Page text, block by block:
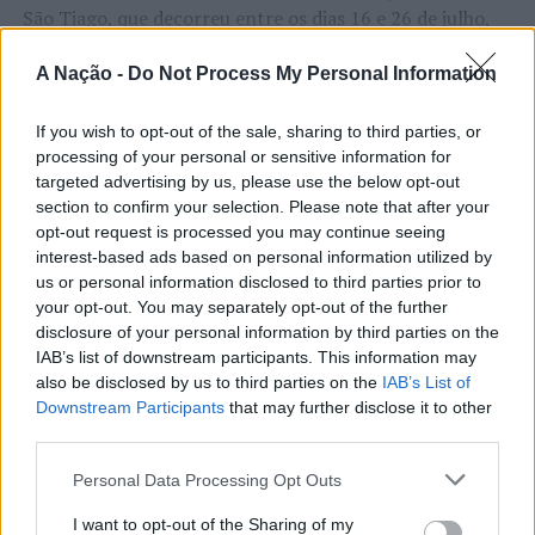
A Nação - Do Not Process My Personal Information
If you wish to opt-out of the sale, sharing to third parties, or
processing of your personal or sensitive information for
targeted advertising by us, please use the below opt-out
section to confirm your selection. Please note that after your
opt-out request is processed you may continue seeing
interest-based ads based on personal information utilized by
us or personal information disclosed to third parties prior to
your opt-out. You may separately opt-out of the further
disclosure of your personal information by third parties on the
IAB’s list of downstream participants. This information may
also be disclosed by us to third parties on the IAB’s List of
Downstream Participants that may further disclose it to other
Personal Data Processing Opt Outs
I want to opt-out of the Sharing of my
São Tiago, que decorreu entre os dias 16 e 26 de julho,
certames populares de Portugal. Com origens medievais
tradição, atividade económica, comércio, gastronomia,
animação cultural e divulgação empresarial,
constituindo um dos principais momentos de promoção
do município e da Beira Interior.
Para António Carlos, o crescimento alcançado ao longo
dos últimos anos representa o cumprimento dos
objetivos que traçou quando iniciou o seu percurso no
setor imobiliário. O empresário considera que o
reconhecimento conquistado resulta da proximidade
com a comunidade e da capacidade de apoiar não apenas
compradores e vendedores, mas também iniciativas
locais e projetos de desenvolvimento regional. Segundo
sua presença em vários concelhos da Beira Interior e
CONTINUAR A LER
ATUALIDADE
Rio de Janeiro: Governo do Estado
propõe parceria com a FUNCEX para
“reforçar inteligência sobre
comércio exterior”